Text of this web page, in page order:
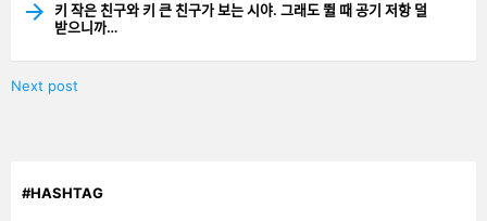
키 작은 친구와 키 큰 친구가 보는 시야. 그래도 뛸 때 공기 저항 덜
받으니까…
Next post
#HASHTAG